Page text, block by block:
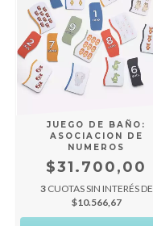
JUEGO DE BAÑO:
ASOCIACION DE
NUMEROS
$31.700,00
3 CUOTAS SIN INTERÉS DE
$10.566,67